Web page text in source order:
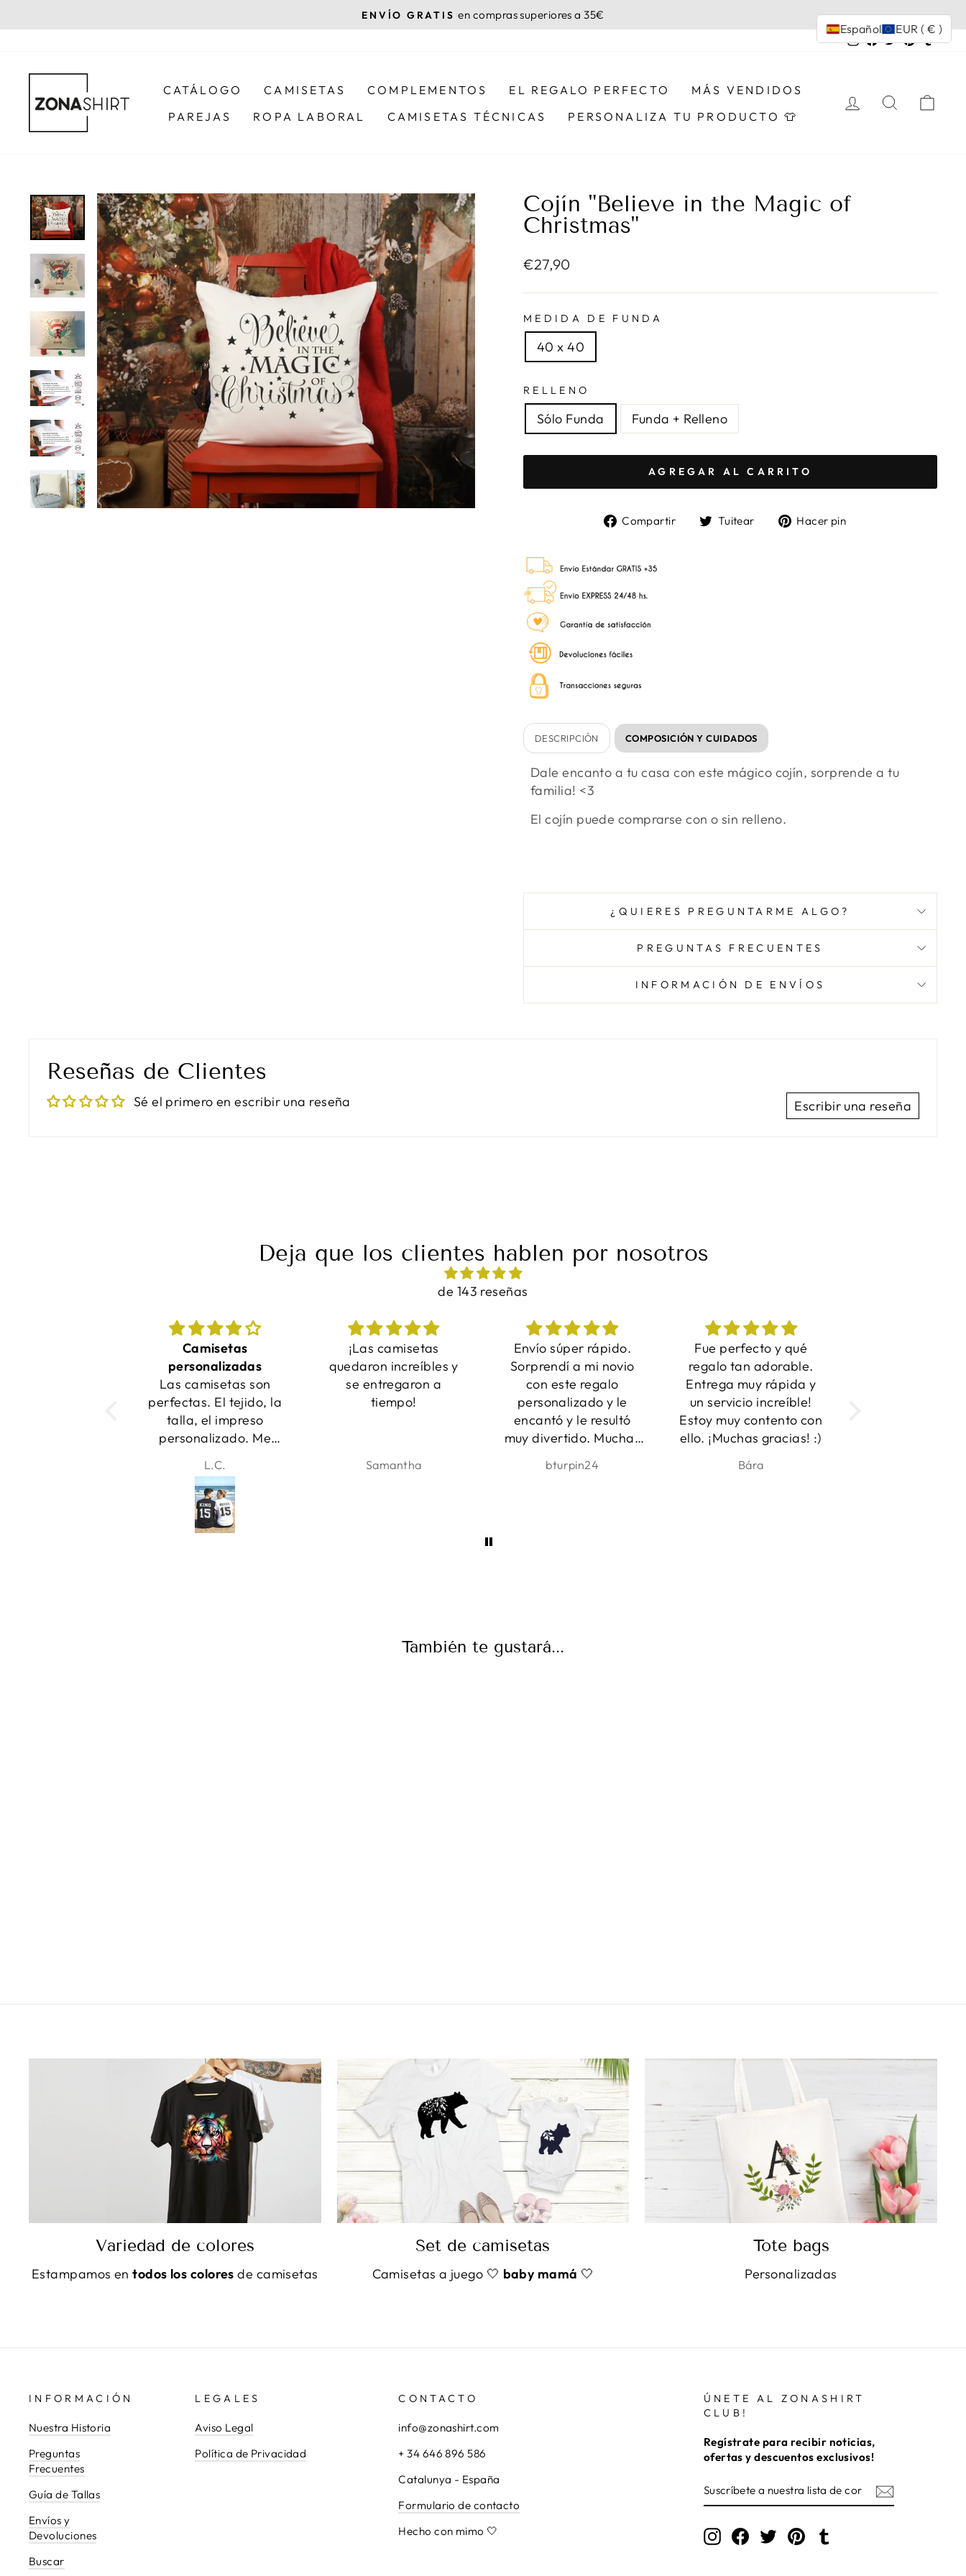
directamente
diapositivas
ENVÍO GRATIS en compras superiores a 35€
Instagram
Facebook
TwitterPinterest
CATÁLOGO CAMISETAS COMPLEMENTOS EL REGALO PERFECTO
MÁS VENDIDOS
PAREJAS
ROPA LABORAL CAMISETAS TÉCNICAS PERSONALIZA TU PRODUCTO 👕
INGRESAR
BUSCAR
Cojín "Believe in the Magic of
Christmas"
Precio
€27,90
MEDIDA DE FUNDA
40 x 40
RELLENO
Sólo Funda Funda + Relleno
AGREGAR AL CARRITO
Compartir
Compartir
Tuitear
TuitearHacer pin
DESCRIPCIÓN COMPOSICIÓN Y CUIDADOS
Dale encanto a tu casa con este mágico cojín, sorprende a tu
familia! <3
El cojín puede comprarse con o sin relleno.
¿QUIERES PREGUNTARME ALGO?
PREGUNTAS FRECUENTES
INFORMACIÓN DE ENVÍOS
Reseñas de Clientes
Sé el primero en escribir una reseña Escribir una reseña
Deja que los clientes hablen por nosotros
de 143 reseñas
¡Las camisetas
quedaron increíbles y
se entregaron a
tiempo!
Samantha
Envío súper rápido.
Sorprendí a mi novio
con este regalo
personalizado y le
bturpin24
Fue perfecto y qué
regalo tan adorable.
Entrega muy rápida y
un servicio increíble!
Estoy muy contento con
ello. ¡Muchas gracias! :)
Bára
¡Grandes fotos ahora
inmortalizadas en
camisetas! Este es el
regalo perfecto para
ese amante de los
perros en tu vida. La
dispuesta a trabajar
ben
También te gustará...
Variedad de colores
Estampamos entodos los colores de camisetas
Set de camisetas
Camisetas a juego 🤍 baby mamá 🤍
Tote bags
Personalizadas
INFORMACIÓN
Nuestra Historia
Preguntas
Frecuentes
Guía de Tallas
Envíos y
Devoluciones
Buscar
LEGALES
Aviso Legal
Política de Privacidad
CONTACTO
info@zonashirt.com
+ 34 646 896 586
Catalunya - España
Formulario de contacto
Hecho con mimo 🤍
ÚNETE AL ZONASHIRT
CLUB!
Regístrate para recibir noticias,
ofertas y descuentos exclusivos!
A
NUESTRA
DE
CORREO
InstagramFacebook
TwitterPinterest
Español EUR ( € )